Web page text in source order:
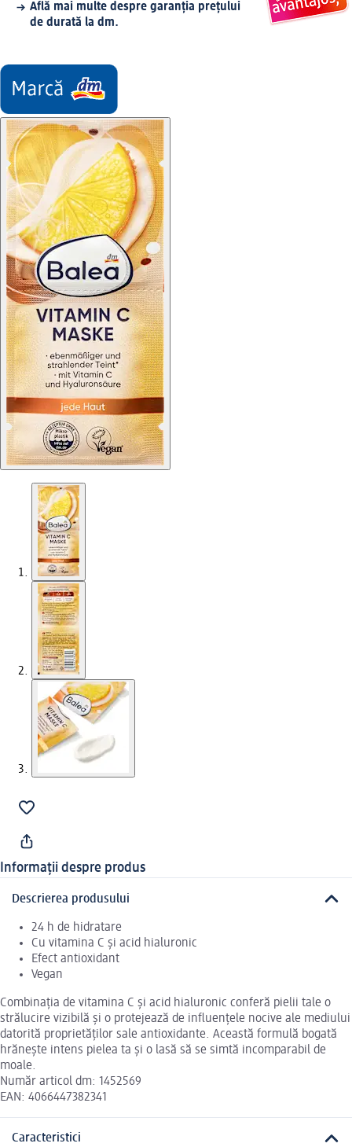
Află mai multe despre garanția prețului
de durată la dm.
Informații despre produs
Descrierea produsului
24 h de hidratare
Cu vitamina C și acid hialuronic
Efect antioxidant
Vegan
Combinația de vitamina C și acid hialuronic conferă pielii tale o
strălucire vizibilă și o protejează de influențele nocive ale mediului
datorită proprietăților sale antioxidante. Această formulă bogată
hrănește intens pielea ta și o lasă să se simtă incomparabil de
moale.
Număr articol dm: 1452569
EAN: 4066447382341
Caracteristici